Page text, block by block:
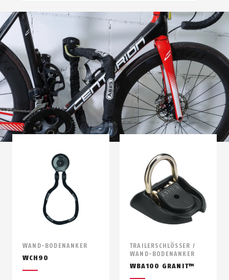
WAND-BODENANKER
WCH90
TRAILERSCHLÖSSER /
WAND-BODENANKER
WBA100 GRANIT™